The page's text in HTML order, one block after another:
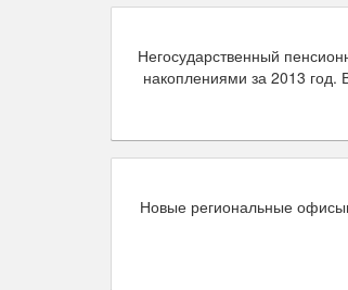
Негосударственный
накоплениями за 2013
Новые региональные